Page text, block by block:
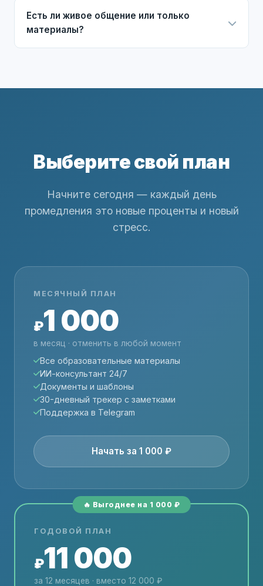
Есть ли живое общение или только
материалы?
Выберите свой план
Начните сегодня — каждый день
промедления это новые проценты и новый
стресс.
МЕСЯЧНЫЙ ПЛАН
₽1 000
в месяц · отменить в любой момент
Все образовательные материалы
ИИ-консультант 24/7
Документы и шаблоны
30-дневный трекер с заметками
Поддержка в Telegram
Начать за 1 000 ₽
🔥 Выгоднее на 1 000 ₽
ГОДОВОЙ ПЛАН
₽11 000
за 12 месяцев · вместо 12 000 ₽